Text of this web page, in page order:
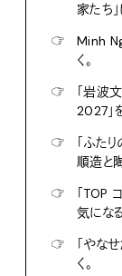
家たち」
☞
Minh
く。
☞
「岩波
2027」
☞
「ふた
順造と
☞
「TOP
気になる
☞
「やな
く。